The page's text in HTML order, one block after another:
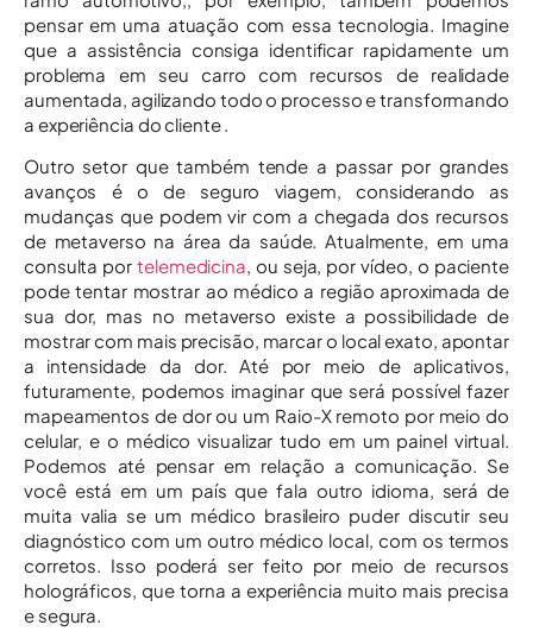
pensar em uma atuação com essa tecnologia. Imagine
que a assistência consiga identificar rapidamente um
problema em seu carro com recursos de realidade
aumentada, agilizando todo o processo e transformando
a experiência do cliente .
Outro setor que também tende a passar por grandes
avanços é o de seguro viagem, considerando as
mudanças que podem vir com a chegada dos recursos
de metaverso na área da saúde. Atualmente, em uma
consulta portelemedicina, ou seja, por vídeo, o paciente
pode tentar mostrar ao médico a região aproximada de
sua dor, mas no metaverso existe a possibilidade de
mostrar com mais precisão, marcar o local exato, apontar
a intensidade da dor. Até por meio de aplicativos,
futuramente, podemos imaginar que será possível fazer
mapeamentos de dor ou um Raio-X remoto por meio do
celular, e o médico visualizar tudo em um painel virtual.
Podemos até pensar em relação a comunicação. Se
você está em um país que fala outro idioma, será de
muita valia se um médico brasileiro puder discutir seu
diagnóstico com um outro médico local, com os termos
corretos. Isso poderá ser feito por meio de recursos
holográficos, que torna a experiência muito mais precisa
e segura.